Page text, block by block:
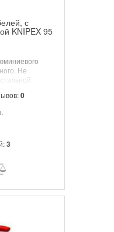
с
KNIPEX 95
Не
кромки с
гладко и
реза.
сталь
0
3